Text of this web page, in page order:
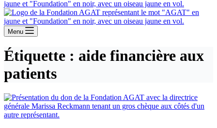
Menu
Étiquette : aide financière aux
patients